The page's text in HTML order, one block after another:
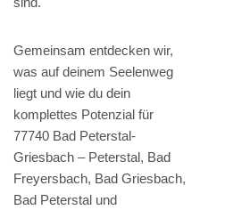
Gemeinsam entdecken wir,
was auf deinem Seelenweg
liegt und wie du dein
komplettes Potenzial für
77740 Bad Peterstal-
Griesbach – Peterstal, Bad
Freyersbach, Bad Griesbach,
Bad Peterstal und